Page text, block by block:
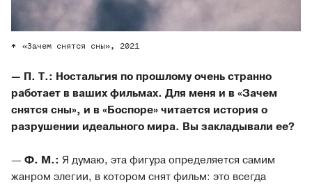
«Зачем снятся сны», 2021
— П. Т.: Ностальгия по прошлому очень странно
работает в ваших фильмах. Для меня и в «Зачем
снятся сны», и в «Боспоре» читается история о
разрушении идеального мира. Вы закладывали ее?
— Ф. М.: Я думаю, эта фигура определяется самим
жанром элегии, в котором снят фильм: это всегда